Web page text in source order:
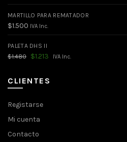
MARTILLO PARA REMATADOR
$1.500 IVA Inc.
PALETA DHS II
$1.480
El
era:
$1.480.
$1.213 El
IVA Inc.
CLIENTES
Registarse
Mi cuenta
Contacto